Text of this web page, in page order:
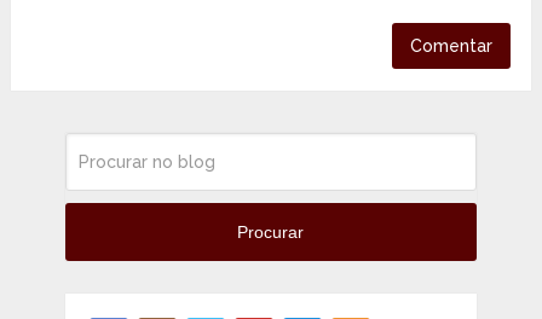
Procurar